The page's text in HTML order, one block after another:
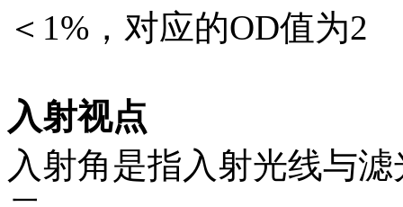
＜1%，对应的OD值为2
入射视点
入射角是指入射光线与